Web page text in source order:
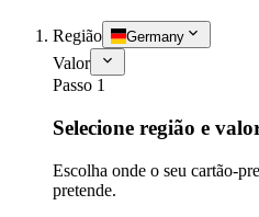
Região Germany
Valor
Passo 1
Selecione região e
Escolha onde o seu cartão-
pretende.